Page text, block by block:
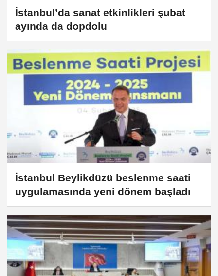
İstanbul’da sanat etkinlikleri şubat
ayında da dopdolu
İstanbul Beylikdüzü beslenme saati
uygulamasında yeni dönem başladı